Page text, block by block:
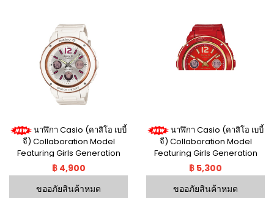
นาฬิกา Casio (คาสิโอ เบบี้
จี) Collaboration Model
Featuring Girls Generation
BGA-151GG-7BDR (ประกัน CMG
ศูนย์เซ็นทรัล1ปี)
฿ 4,900
ขออภัยสินค้าหมด
นาฬิกา Casio (คาสิโอ เบบี้
จี) Collaboration Model
Featuring Girls Generation
BGA-151GG-4BDR (ประกัน CMG
ศูนย์เซ็นทรัล1ปี)
฿ 5,300
ขออภัยสินค้าหมด